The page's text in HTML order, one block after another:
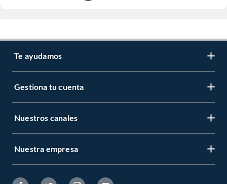
Te ayudamos
Gestiona tu cuenta
Nuestros canales
Nuestra empresa